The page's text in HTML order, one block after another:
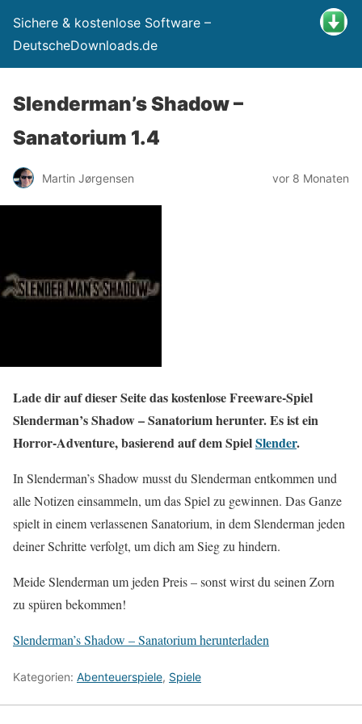
Sichere & kostenlose Software –
DeutscheDownloads.de
Slenderman’s Shadow –
Sanatorium 1.4
Martin Jørgensen vor 8 Monaten
Lade dir auf dieser Seite das kostenlose Freeware-Spiel
Slenderman’s Shadow – Sanatorium herunter. Es ist ein
Horror-Adventure, basierend auf dem SpielSlender.
In Slenderman’s Shadow musst du Slenderman entkommen und
alle Notizen einsammeln, um das Spiel zu gewinnen. Das Ganze
spielt in einem verlassenen Sanatorium, in dem Slenderman jeden
deiner Schritte verfolgt, um dich am Sieg zu hindern.
Meide Slenderman um jeden Preis – sonst wirst du seinen Zorn
zu spüren bekommen!
Slenderman’s Shadow – Sanatorium herunterladen
Kategorien: Abenteuerspiele, Spiele